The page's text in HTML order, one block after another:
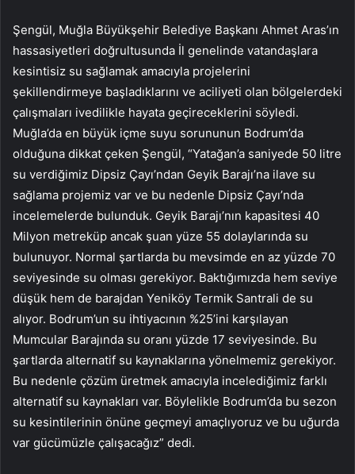
Şengül, Muğla Büyükşehir Belediye Başkanı Ahmet Aras’ın
hassasiyetleri doğrultusunda İl genelinde vatandaşlara
kesintisiz su sağlamak amacıyla projelerini
şekillendirmeye başladıklarını ve aciliyeti olan bölgelerdeki
çalışmaları ivedilikle hayata geçireceklerini söyledi.
Muğla’da en büyük içme suyu sorununun Bodrum’da
olduğuna dikkat çeken Şengül, “Yatağan’a saniyede 50 litre
su verdiğimiz Dipsiz Çayı’ndan Geyik Barajı’na ilave su
sağlama projemiz var ve bu nedenle Dipsiz Çayı’nda
incelemelerde bulunduk. Geyik Barajı’nın kapasitesi 40
Milyon metreküp ancak şuan yüze 55 dolaylarında su
bulunuyor. Normal şartlarda bu mevsimde en az yüzde 70
seviyesinde su olması gerekiyor. Baktığımızda hem seviye
düşük hem de barajdan Yeniköy Termik Santrali de su
alıyor. Bodrum’un su ihtiyacının %25’ini karşılayan
Mumcular Barajında su oranı yüzde 17 seviyesinde. Bu
şartlarda alternatif su kaynaklarına yönelmemiz gerekiyor.
Bu nedenle çözüm üretmek amacıyla incelediğimiz farklı
alternatif su kaynakları var. Böylelikle Bodrum’da bu sezon
su kesintilerinin önüne geçmeyi amaçlıyoruz ve bu uğurda
var gücümüzle çalışacağız” dedi.